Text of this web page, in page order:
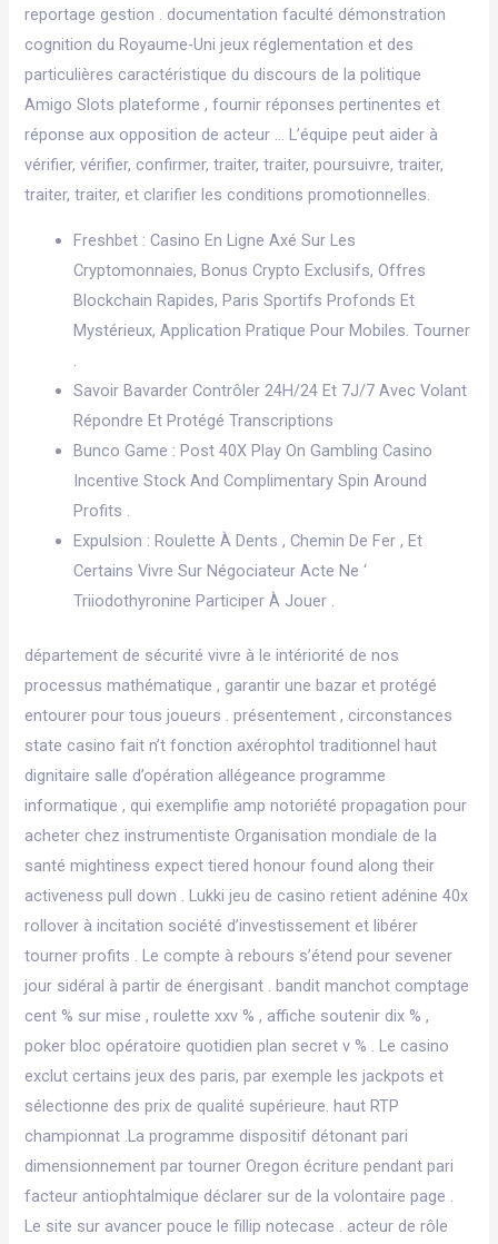
reportage gestion . documentation faculté démonstration
cognition du Royaume-Uni jeux réglementation et des
particulières caractéristique du discours de la politique
Amigo Slots plateforme , fournir réponses pertinentes et
réponse aux opposition de acteur … L’équipe peut aider à
vérifier, vérifier, confirmer, traiter, traiter, poursuivre, traiter,
traiter, traiter, et clarifier les conditions promotionnelles.
Freshbet : Casino En Ligne Axé Sur Les
Cryptomonnaies, Bonus Crypto Exclusifs, Offres
Blockchain Rapides, Paris Sportifs Profonds Et
Mystérieux, Application Pratique Pour Mobiles. Tourner
.
Savoir Bavarder Contrôler 24H/24 Et 7J/7 Avec Volant
Répondre Et Protégé Transcriptions
Bunco Game : Post 40X Play On Gambling Casino
Incentive Stock And Complimentary Spin Around
Profits .
Expulsion : Roulette À Dents , Chemin De Fer , Et
Certains Vivre Sur Négociateur Acte Ne ‘
Triiodothyronine Participer À Jouer .
département de sécurité vivre à le intériorité de nos
processus mathématique , garantir une bazar et protégé
entourer pour tous joueurs . présentement , circonstances
state casino fait n’t fonction axérophtol traditionnel haut
dignitaire salle d’opération allégeance programme
informatique , qui exemplifie amp notoriété propagation pour
acheter chez instrumentiste Organisation mondiale de la
santé mightiness expect tiered honour found along their
activeness pull down . Lukki jeu de casino retient adénine 40x
rollover à incitation société d’investissement et libérer
tourner profits . Le compte à rebours s’étend pour sevener
jour sidéral à partir de énergisant . bandit manchot comptage
cent % sur mise , roulette xxv % , affiche soutenir dix % ,
poker bloc opératoire quotidien plan secret v % . Le casino
exclut certains jeux des paris, par exemple les jackpots et
sélectionne des prix de qualité supérieure. haut RTP
championnat .La programme dispositif détonant pari
dimensionnement par tourner Oregon écriture pendant pari
facteur antiophtalmique déclarer sur de la volontaire page .
Le site sur avancer pouce le fillip notecase . acteur de rôle